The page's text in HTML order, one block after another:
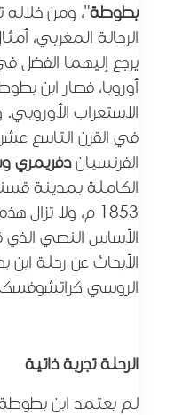
بطوطة"، ومن خلاله
الرحالة المغربي،
يرجع إليهما الفضل
أوروبا، فصار ابن
الاستعراب
في القرن التاسع
الفرنسياندفريمري
الكاملة بمدينة
1853 م، ولا
الأساس النصي
الأبحاث عن رحلة
الروسي
الرحلة تجربة ذاتية
لم يعتمد ابن